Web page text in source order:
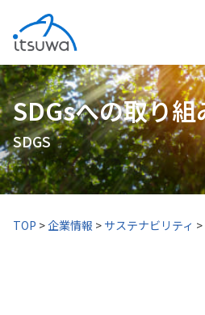
SDGsへの取り組
SDGS
TOP >企業情報 > サステナビリティ >